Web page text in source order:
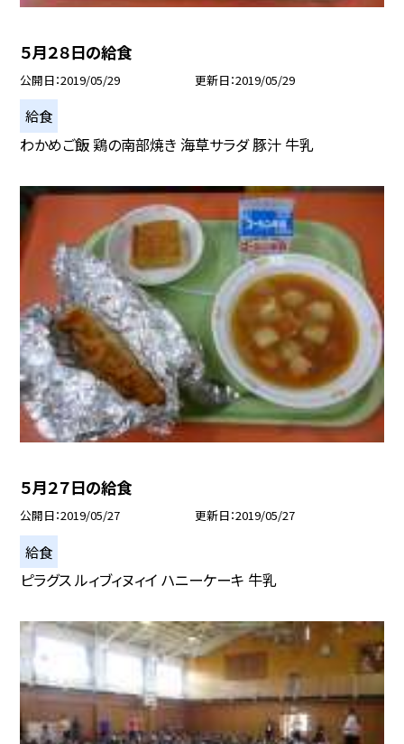
５月２８日の給食
公開日 2019/05/29 更新日 2019/05/29
給食
わかめご飯 鶏の南部焼き 海草サラダ 豚汁 牛乳
５月２７日の給食
公開日 2019/05/27 更新日 2019/05/27
給食
ピラグス ルィブィヌィイ ハニーケーキ 牛乳